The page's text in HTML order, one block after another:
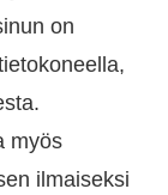
on
myös
ilmaiseksi